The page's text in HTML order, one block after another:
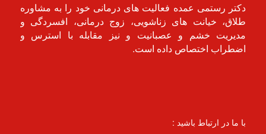
دکتر رستمی عمده فعالیت های درمانی خود را به مشاوره
طلاق، خیانت های زناشویی، زوج درمانی، افسردگی و
مدیریت خشم و عصبانیت و نیز مقابله با استرس و
اضطراب اختصاص داده است.
با ما در ارتباط باشید :